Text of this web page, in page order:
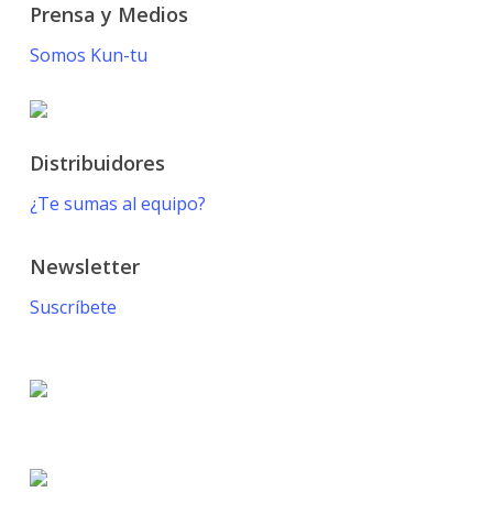
Prensa y Medios
Somos Kun-tu
Distribuidores
¿Te sumas al equipo?
Newsletter
Suscríbete